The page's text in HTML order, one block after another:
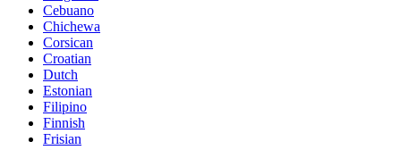
Cebuano
Chichewa
Corsican
Croatian
Dutch
Estonian
Filipino
Finnish
Frisian